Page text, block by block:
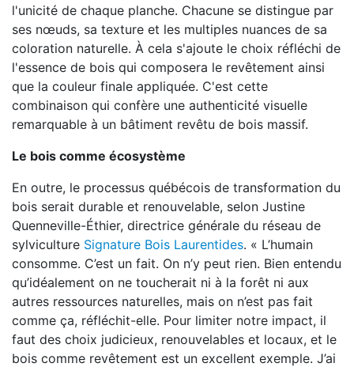
l'unicité de chaque planche. Chacune se distingue par
ses nœuds, sa texture et les multiples nuances de sa
coloration naturelle. À cela s'ajoute le choix réfléchi de
l'essence de bois qui composera le revêtement ainsi
que la couleur finale appliquée. C'est cette
combinaison qui confère une authenticité visuelle
remarquable à un bâtiment revêtu de bois massif.
Le bois comme écosystème
En outre, le processus québécois de transformation du
bois serait durable et renouvelable, selon Justine
Quenneville-Éthier, directrice générale du réseau de
sylviculture Signature Bois Laurentides. « L’humain
consomme. C’est un fait. On n’y peut rien. Bien entendu
qu’idéalement on ne toucherait ni à la forêt ni aux
autres ressources naturelles, mais on n’est pas fait
comme ça, réfléchit-elle. Pour limiter notre impact, il
faut des choix judicieux, renouvelables et locaux, et le
bois comme revêtement est un excellent exemple. J’ai